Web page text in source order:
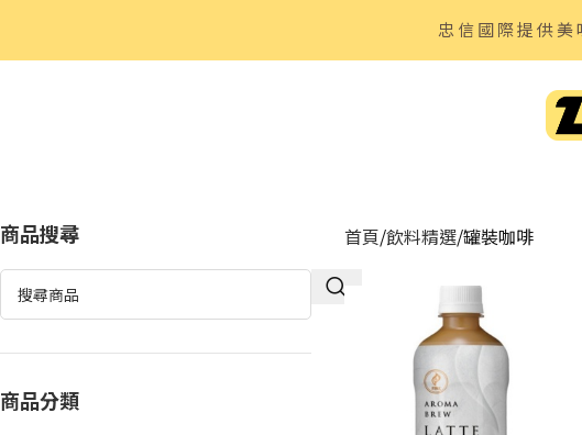
忠信國際提供
商品搜尋
商品分類
首頁 飲料精選 罐裝咖啡